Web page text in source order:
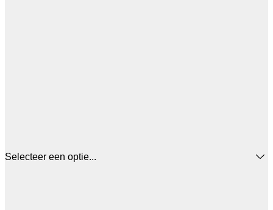
Selecteer een optie...